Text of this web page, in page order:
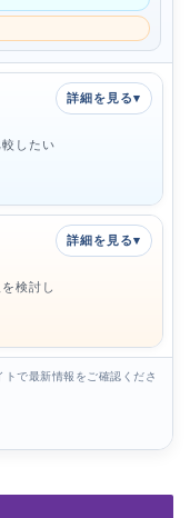
したい
検討し
で最新情報をご確認くださ